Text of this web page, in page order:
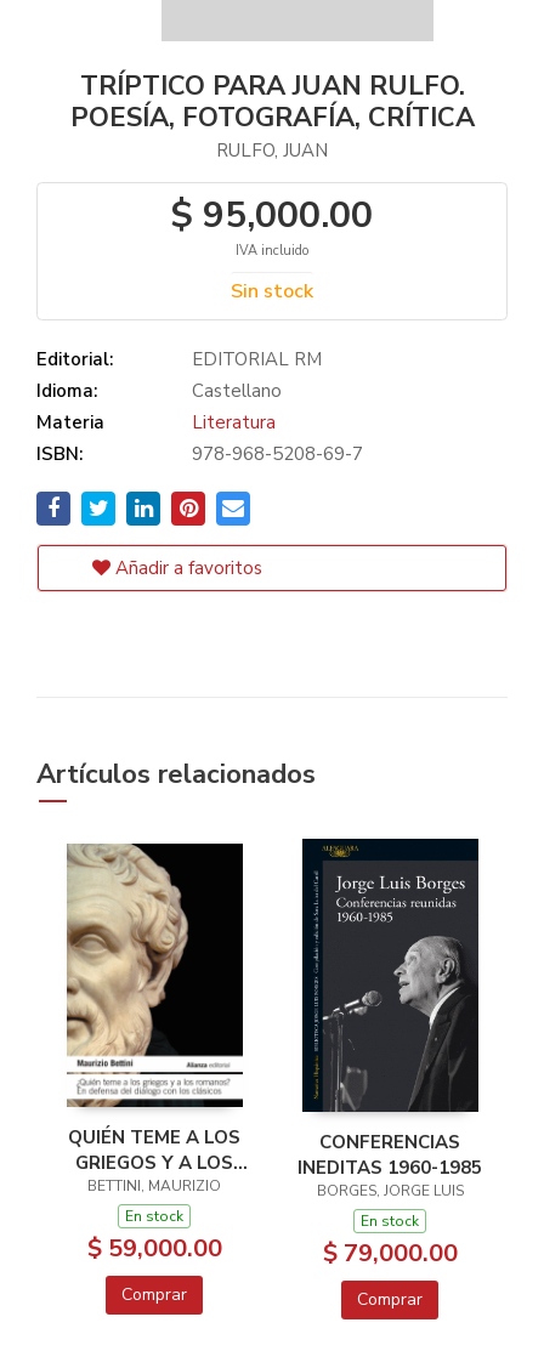
TRÍPTICO PARA JUAN RULFO.
POESÍA, FOTOGRAFÍA, CRÍTICA
RULFO, JUAN
$ 95,000.00
IVA incluido
Sin stock
Editorial:
EDITORIAL RM
Idioma:
Castellano
Materia
Literatura
ISBN:
978-968-5208-69-7
Añadir a favoritos
Artículos relacionados
QUIÉN TEME A LOS
GRIEGOS Y A LOS
ROMANOS?
BETTINI, MAURIZIO
En stock
$ 59,000.00
Comprar
CONFERENCIAS
INEDITAS 1960-1985
BORGES, JORGE LUIS
En stock
$ 79,000.00
Comprar